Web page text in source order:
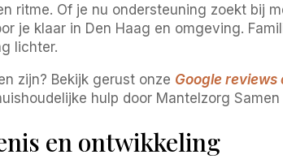
ritme. Of je nu ondersteuning zoekt bij
je klaar in Den Haag en omgeving.
lichter.
zijn? Bekijk gerust onze Google reviews
hulp door Mantelzorg
en ontwikkeling